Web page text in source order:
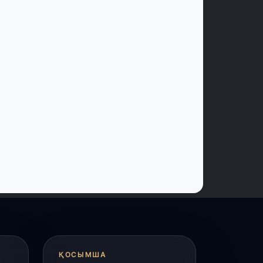
аспанындағы дрон-шоу:
партиясының өңірлік сапары
жеттіҚОСЫМША